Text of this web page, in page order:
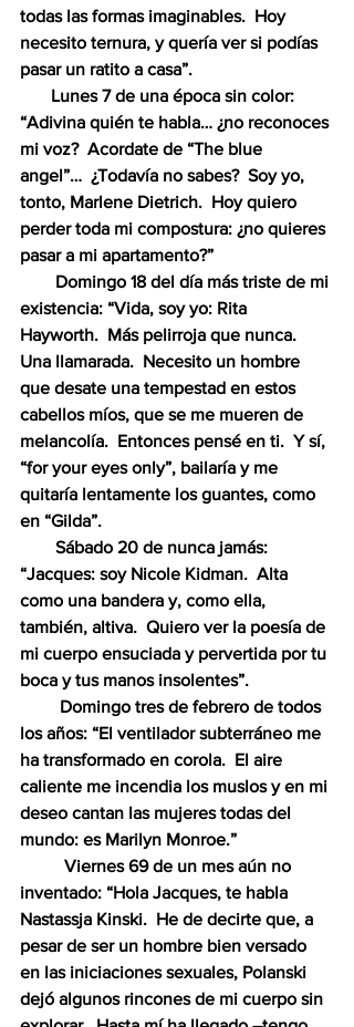
todas las formas imaginables.  Hoy
necesito ternura, y quería ver si podías
pasar un ratito a casa”.
“Adivina quién te habla… ¿no reconoces
mi voz?  Acordate de “The blue
angel”…  ¿Todavía no sabes?  Soy yo,
tonto, Marlene Dietrich.  Hoy quiero
perder toda mi compostura: ¿no quieres
pasar a mi apartamento?”
existencia: “Vida, soy yo: Rita
Hayworth.  Más pelirroja que nunca.
Una llamarada.  Necesito un hombre
que desate una tempestad en estos
cabellos míos, que se me mueren de
melancolía.  Entonces pensé en ti.  Y sí,
“for your eyes only”, bailaría y me
quitaría lentamente los guantes, como
en “Gilda”.
“Jacques: soy Nicole Kidman.  Alta
como una bandera y, como ella,
también, altiva.  Quiero ver la poesía de
mi cuerpo ensuciada y pervertida por tu
boca y tus manos insolentes”.
los años: “El ventilador subterráneo me
ha transformado en corola.  El aire
caliente me incendia los muslos y en mi
deseo cantan las mujeres todas del
mundo: es Marilyn Monroe.”
inventado: “Hola Jacques, te habla
Nastassja Kinski.  He de decirte que, a
pesar de ser un hombre bien versado
en las iniciaciones sexuales, Polanski
dejó algunos rincones de mi cuerpo sin